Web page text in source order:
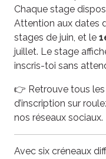
Chaque stage
Attention aux dates
stages de juin, et le
juillet. Le stage
inscris-toi sans
👉 Retrouve tous
d’inscription sur
nos réseaux sociaux.
Avec six créneaux